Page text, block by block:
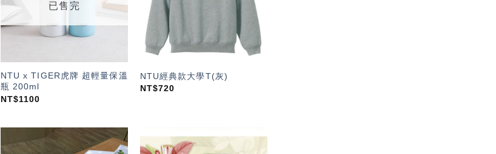
已售完
NTU x TIGER虎牌 超輕量保溫
瓶 200ml
NT$1100
NTU經典款大學T(灰)
NT$720